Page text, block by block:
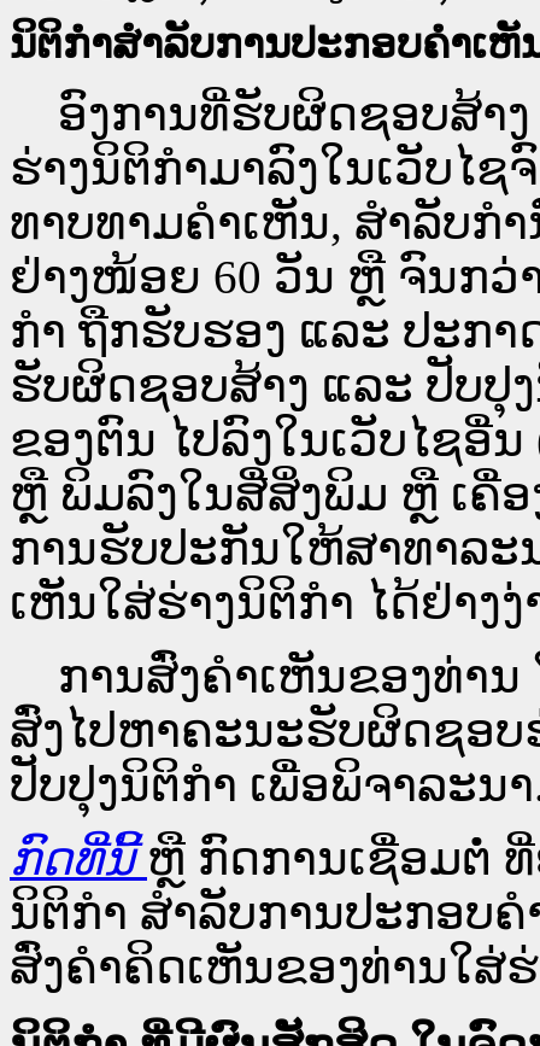
ນິຕິກຳສຳລັບການປະກອບຄຳເຫັ
ອົງການທີ່ຮັບຜິດຊອບສ້າງ
ຮ່າງນິຕິກຳມາລົງໃນ​ເວັບ​ໄ
ທາບທາມຄຳເຫັນ, ສໍາລັບກໍ
ຢ່າງໜ້ອຍ 60 ວັນ ຫຼື ຈົນກ
ກໍາ ຖືກຮັບຮອງ ແລະ ປະກ
ຮັບຜິດຊອບສ້າງ ແລະ ປັບປຸ
ຂອງຕົນ ໄປລົງໃນ​ເວັບ​ໄຊ​ອື່
ຫຼື ພິມລົງໃນສື່ສິ່ງພິມ ຫຼື ເຄື່
ການຮັບປະກັນໃຫ້ສາທາລະ
ເຫັນໃສ່ຮ່າງນິຕິກຳ ໄດ້ຢ່າງ
ການສົ່ງຄໍາເຫັນຂອງທ່ານ
ສົ່ງໄປຫາຄະນະຮັບຜິດຊອບ
ປັບປຸງນິຕິກຳ ເພື່ອພິຈາລະນ
ກົດທີ່ນີ້ ຫຼື ກົດການເຊື່ອມຕໍ່ ທີ່
ນິຕິກໍາ ສໍາລັບການປະກອບ
ສົ່ງຄຳຄິດເຫັນຂອງທ່ານໃສ່